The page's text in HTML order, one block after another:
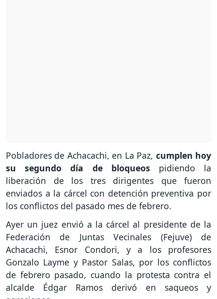
Pobladores de Achacachi, en La Paz, cumplen hoy
su segundo día de bloqueos pidiendo la
liberación de los tres dirigentes que fueron
enviados a la cárcel con detención preventiva por
los conflictos del pasado mes de febrero.
Ayer un juez envió a la cárcel al presidente de la
Federación de Juntas Vecinales (Fejuve) de
Achacachi, Esnor Condori, y a los profesores
Gonzalo Layme y Pastor Salas, por los conflictos
de febrero pasado, cuando la protesta contra el
alcalde Édgar Ramos derivó en saqueos y